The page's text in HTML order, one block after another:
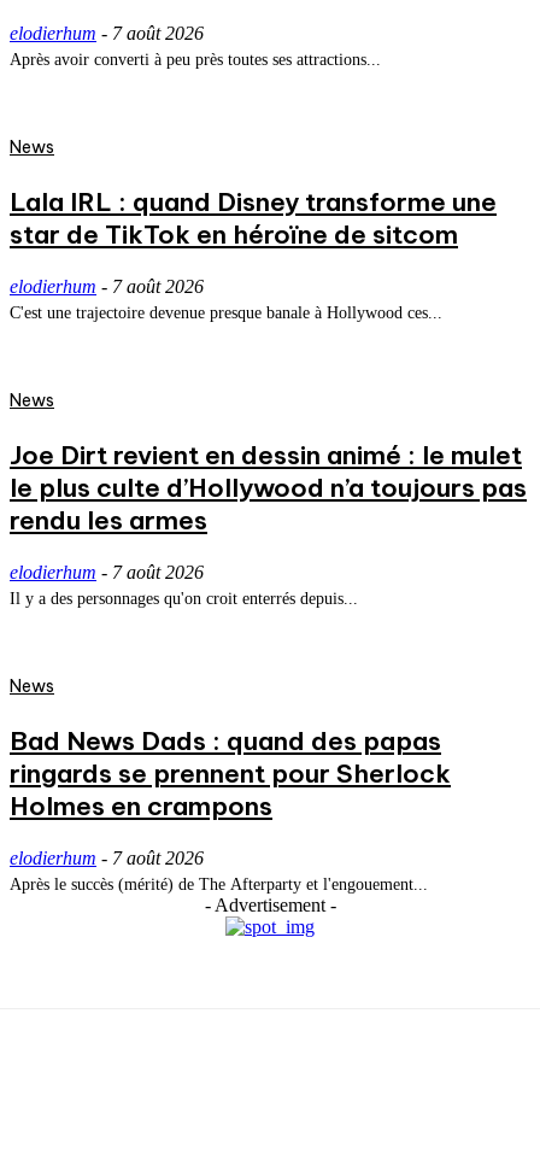
elodierhum - 7 août 2026
Après avoir converti à peu près toutes ses attractions...
News
Lala IRL : quand Disney transforme une
star de TikTok en héroïne de sitcom
elodierhum - 7 août 2026
C'est une trajectoire devenue presque banale à Hollywood ces...
News
Joe Dirt revient en dessin animé : le mulet
le plus culte d’Hollywood n’a toujours pas
rendu les armes
elodierhum - 7 août 2026
Il y a des personnages qu'on croit enterrés depuis...
News
Bad News Dads : quand des papas
ringards se prennent pour Sherlock
Holmes en crampons
elodierhum - 7 août 2026
Après le succès (mérité) de The Afterparty et l'engouement...
- Advertisement -